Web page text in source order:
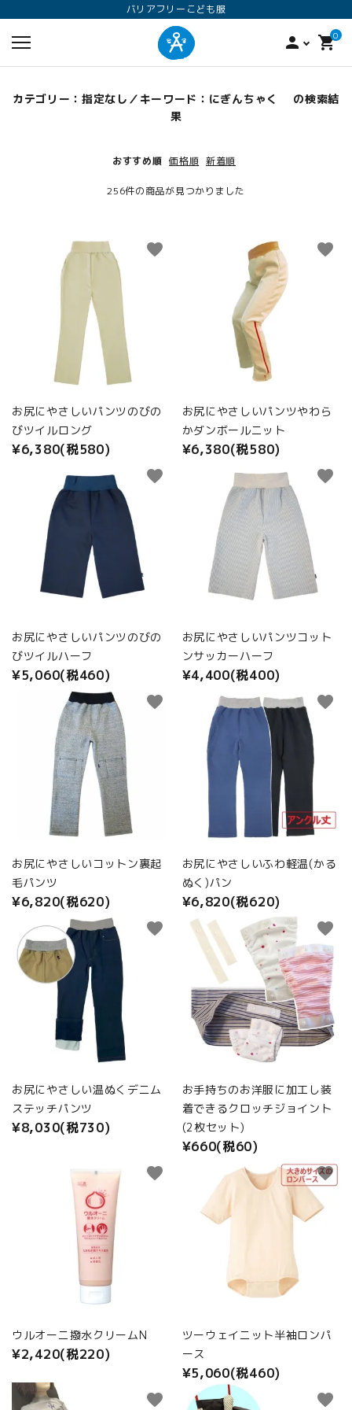
バリアフリーこども服
person 0
shopping_cart
ロンパース オプション加工
ANGEL KIDS WEARのこだわり
商品カテゴリから選ぶ
ようこそ ゲスト 様
meeting_room ログイン 新規会員登録
カテゴリー：指定なし／キーワード：にぎんちゃく の検索結
果
おすすめ順 価格順 新着順
256件の商品が見つかりました
お尻にやさしいパンツのびの
びツイルロング
¥6,380(税580)
favorite
お尻にやさしいパンツやわら
かダンボールニット
¥6,380(税580)
favorite
お尻にやさしいパンツのびの
びツイルハーフ
¥5,060(税460)
favorite
お尻にやさしいパンツコット
ンサッカーハーフ
¥4,400(税400)
favorite
お尻にやさしいコットン裏起
毛パンツ
¥6,820(税620)
favorite
お尻にやさしいふわ軽温(かる
ぬく)パン
¥6,820(税620)
favorite
お尻にやさしい温ぬくデニム
ステッチパンツ
¥8,030(税730)
favorite
お手持ちのお洋服に加工し装
着できるクロッチジョイント
(2枚セット)
¥660(税60)
favorite
ウルオーニ撥水クリームN
¥2,420(税220)
favorite
ツーウェイニット半袖ロンパ
ース
¥5,060(税460)
favorite
favorite favorite